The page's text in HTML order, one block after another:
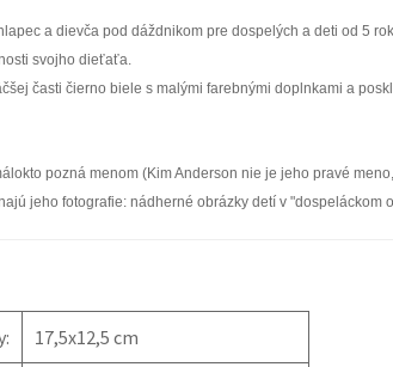
a dievča pod dáždnikom pre dospelých a deti od 5
svojho dieťaťa.
časti čierno biele s malými farebnými doplnkami a
pozná menom (Kim Anderson nie je jeho pravé
jeho fotografie: nádherné obrázky detí v
17,5x12,5 cm